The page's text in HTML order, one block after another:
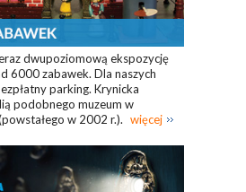
dwupoziomową ekspozycję
6000 zabawek. Dla naszych
parking. Krynicka
podobnego muzeum w
w 2002 r.). więcej